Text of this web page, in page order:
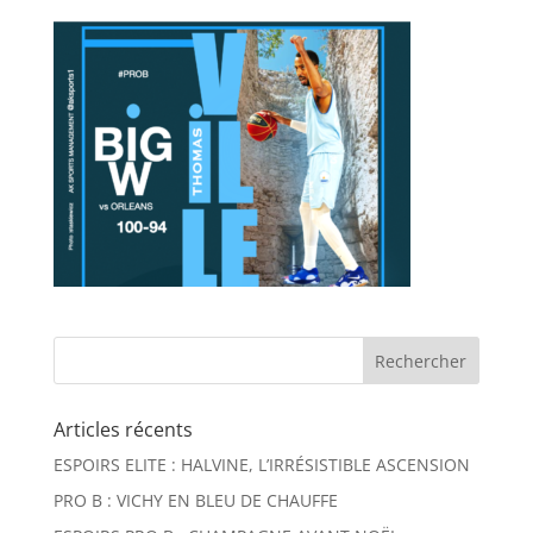
Articles récents
ESPOIRS ELITE : HALVINE, L’IRRÉSISTIBLE ASCENSION
PRO B : VICHY EN BLEU DE CHAUFFE